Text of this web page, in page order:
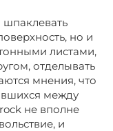
но и
листами,
отделывать
мнения, что
между
не вполне
и